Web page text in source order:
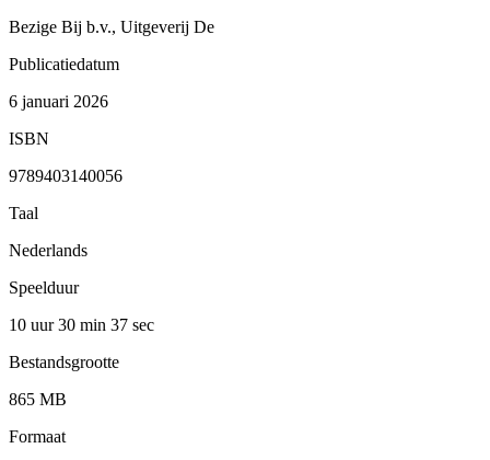
Bezige Bij b.v., Uitgeverij De
Publicatiedatum
6 januari 2026
ISBN
9789403140056
Taal
Nederlands
Speelduur
10 uur 30 min 37 sec
Bestandsgrootte
865 MB
Formaat